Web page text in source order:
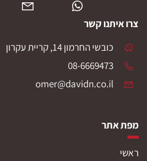
צרו איתנו קשר
כובשי החרמון 14, קריית עקרון
08-6669473
omer@davidn.co.il
מפת אתר
ראשי